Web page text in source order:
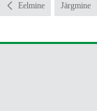
Eelmine Järgmine